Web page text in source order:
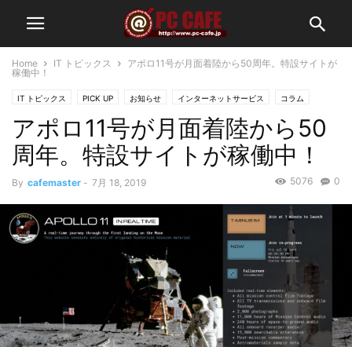
Home IT トピックス
アポロ11号が月面着陸から50周年。特設サイトが
稼働中！
IT トピックス PICK UP お知らせ インターネットサービス コラム
新着情報一覧
アポロ11号が月面着陸から50
周年。特設サイトが稼働中！
By cafemaster - 7月 18, 2019 0
5076